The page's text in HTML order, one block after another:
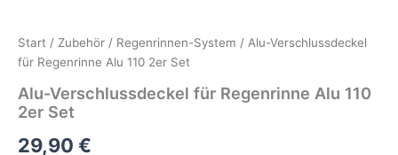
Start / Zubehör / Regenrinnen-System / Alu-Verschlussdeckel
für Regenrinne Alu 110 2er Set
Alu-Verschlussdeckel für Regenrinne Alu 110
2er Set
29,90 €